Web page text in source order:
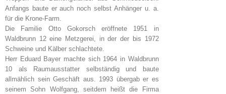
Anfangs baute er auch noch selbst Anhänger u. a.
für die Krone-Farm.
Die Familie Otto Gokorsch eröffnete 1951 in
Waldbrunn 12 eine Metzgerei, in der der bis 1972
Schweine und Kälber schlachtete.
Herr Eduard Bayer machte sich 1964 in Waldbrunn
10 als Raumausstatter selbständig und baute
allmählich sein Geschäft aus. 1993 übergab er es
seinem Sohn Wolfgang, seitdem heißt die Firma